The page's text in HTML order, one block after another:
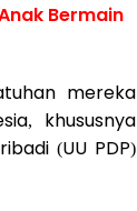
Bermain
mereka
khususnya
(UU PDP)